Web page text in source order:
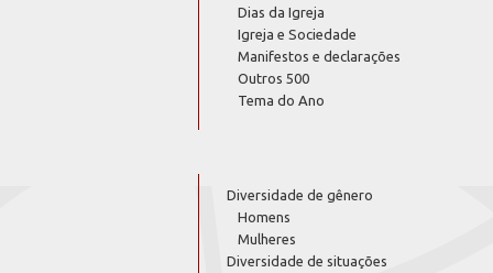
Dias da Igreja
Igreja e Sociedade
Manifestos e declarações
Outros 500
Tema do Ano
Diversidade de gênero
Homens
Mulheres
Diversidade de situações